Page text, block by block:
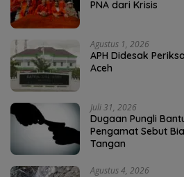
PNA dari Krisis
Agustus 1, 2026
APH Didesak
Aceh
Juli 31, 2026
Dugaan Pungli
Pengamat Sebut
Tangan
Agustus 4, 2026